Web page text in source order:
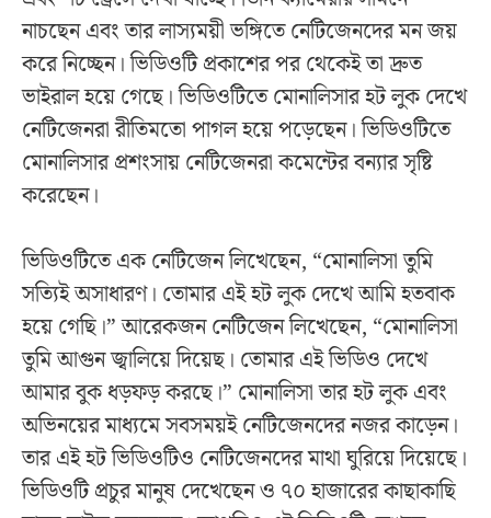
নাচছেন এবং তার লাস্যময়ী ভঙ্গিতে নেটিজেনদের মন জয়
করে নিচ্ছেন। ভিডিওটি প্রকাশের পর থেকেই তা দ্রুত
ভাইরাল হয়ে গেছে। ভিডিওটিতে মোনালিসার হট লুক দেখে
নেটিজেনরা রীতিমতো পাগল হয়ে পড়েছেন। ভিডিওটিতে
মোনালিসার প্রশংসায় নেটিজেনরা কমেন্টের বন্যার সৃষ্টি
করেছেন।
ভিডিওটিতে এক নেটিজেন লিখেছেন, “মোনালিসা তুমি
সত্যিই অসাধারণ। তোমার এই হট লুক দেখে আমি হতবাক
হয়ে গেছি।” আরেকজন নেটিজেন লিখেছেন, “মোনালিসা
তুমি আগুন জ্বালিয়ে দিয়েছ। তোমার এই ভিডিও দেখে
আমার বুক ধড়ফড় করছে।” মোনালিসা তার হট লুক এবং
অভিনয়ের মাধ্যমে সবসময়ই নেটিজেনদের নজর কাড়েন।
তার এই হট ভিডিওটিও নেটিজেনদের মাথা ঘুরিয়ে দিয়েছে।
ভিডিওটি প্রচুর মানুষ দেখেছেন ও ৭০ হাজারের কাছাকাছি